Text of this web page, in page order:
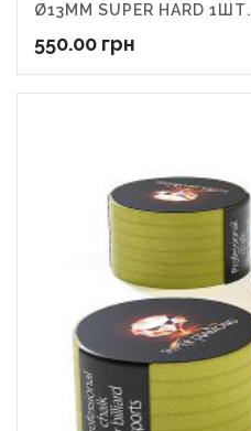
Ø13ММ SUPER HARD 1ШТ.
550.00 грн